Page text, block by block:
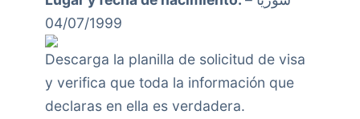
04/07/1999
Descarga la planilla de solicitud de visa
y verifica que toda la información que
declaras en ella es verdadera.